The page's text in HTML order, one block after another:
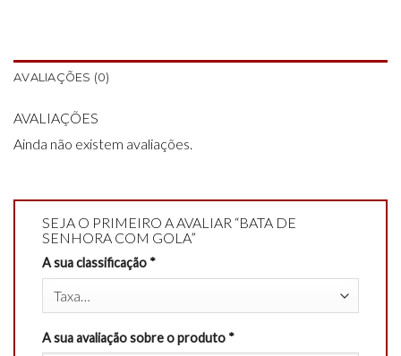
AVALIAÇÕES (0)
AVALIAÇÕES
Ainda não existem avaliações.
SEJA O PRIMEIRO A AVALIAR “BATA DE
SENHORA COM GOLA”
A sua classificação *
A sua avaliação sobre o produto *